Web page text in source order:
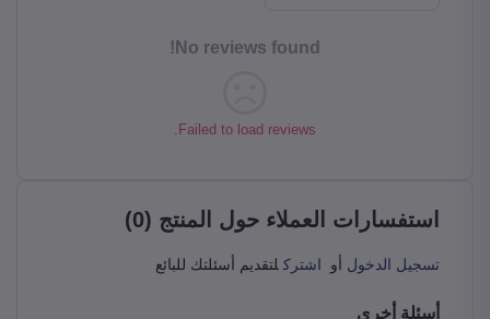
No reviews found!
Failed to load reviews.
استفسارات العملاء حول المنتج (0)
تسجيل الدخول أو اشترك لتقديم أسئلتك للبائع
أسئلة أخرى